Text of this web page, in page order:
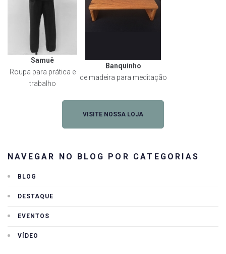
Samuê
Roupa para prática e
trabalho
Banquinho
de madeira para meditação
VISITE NOSSA LOJA
NAVEGAR NO BLOG POR CATEGORIAS
BLOG
DESTAQUE
EVENTOS
VÍDEO